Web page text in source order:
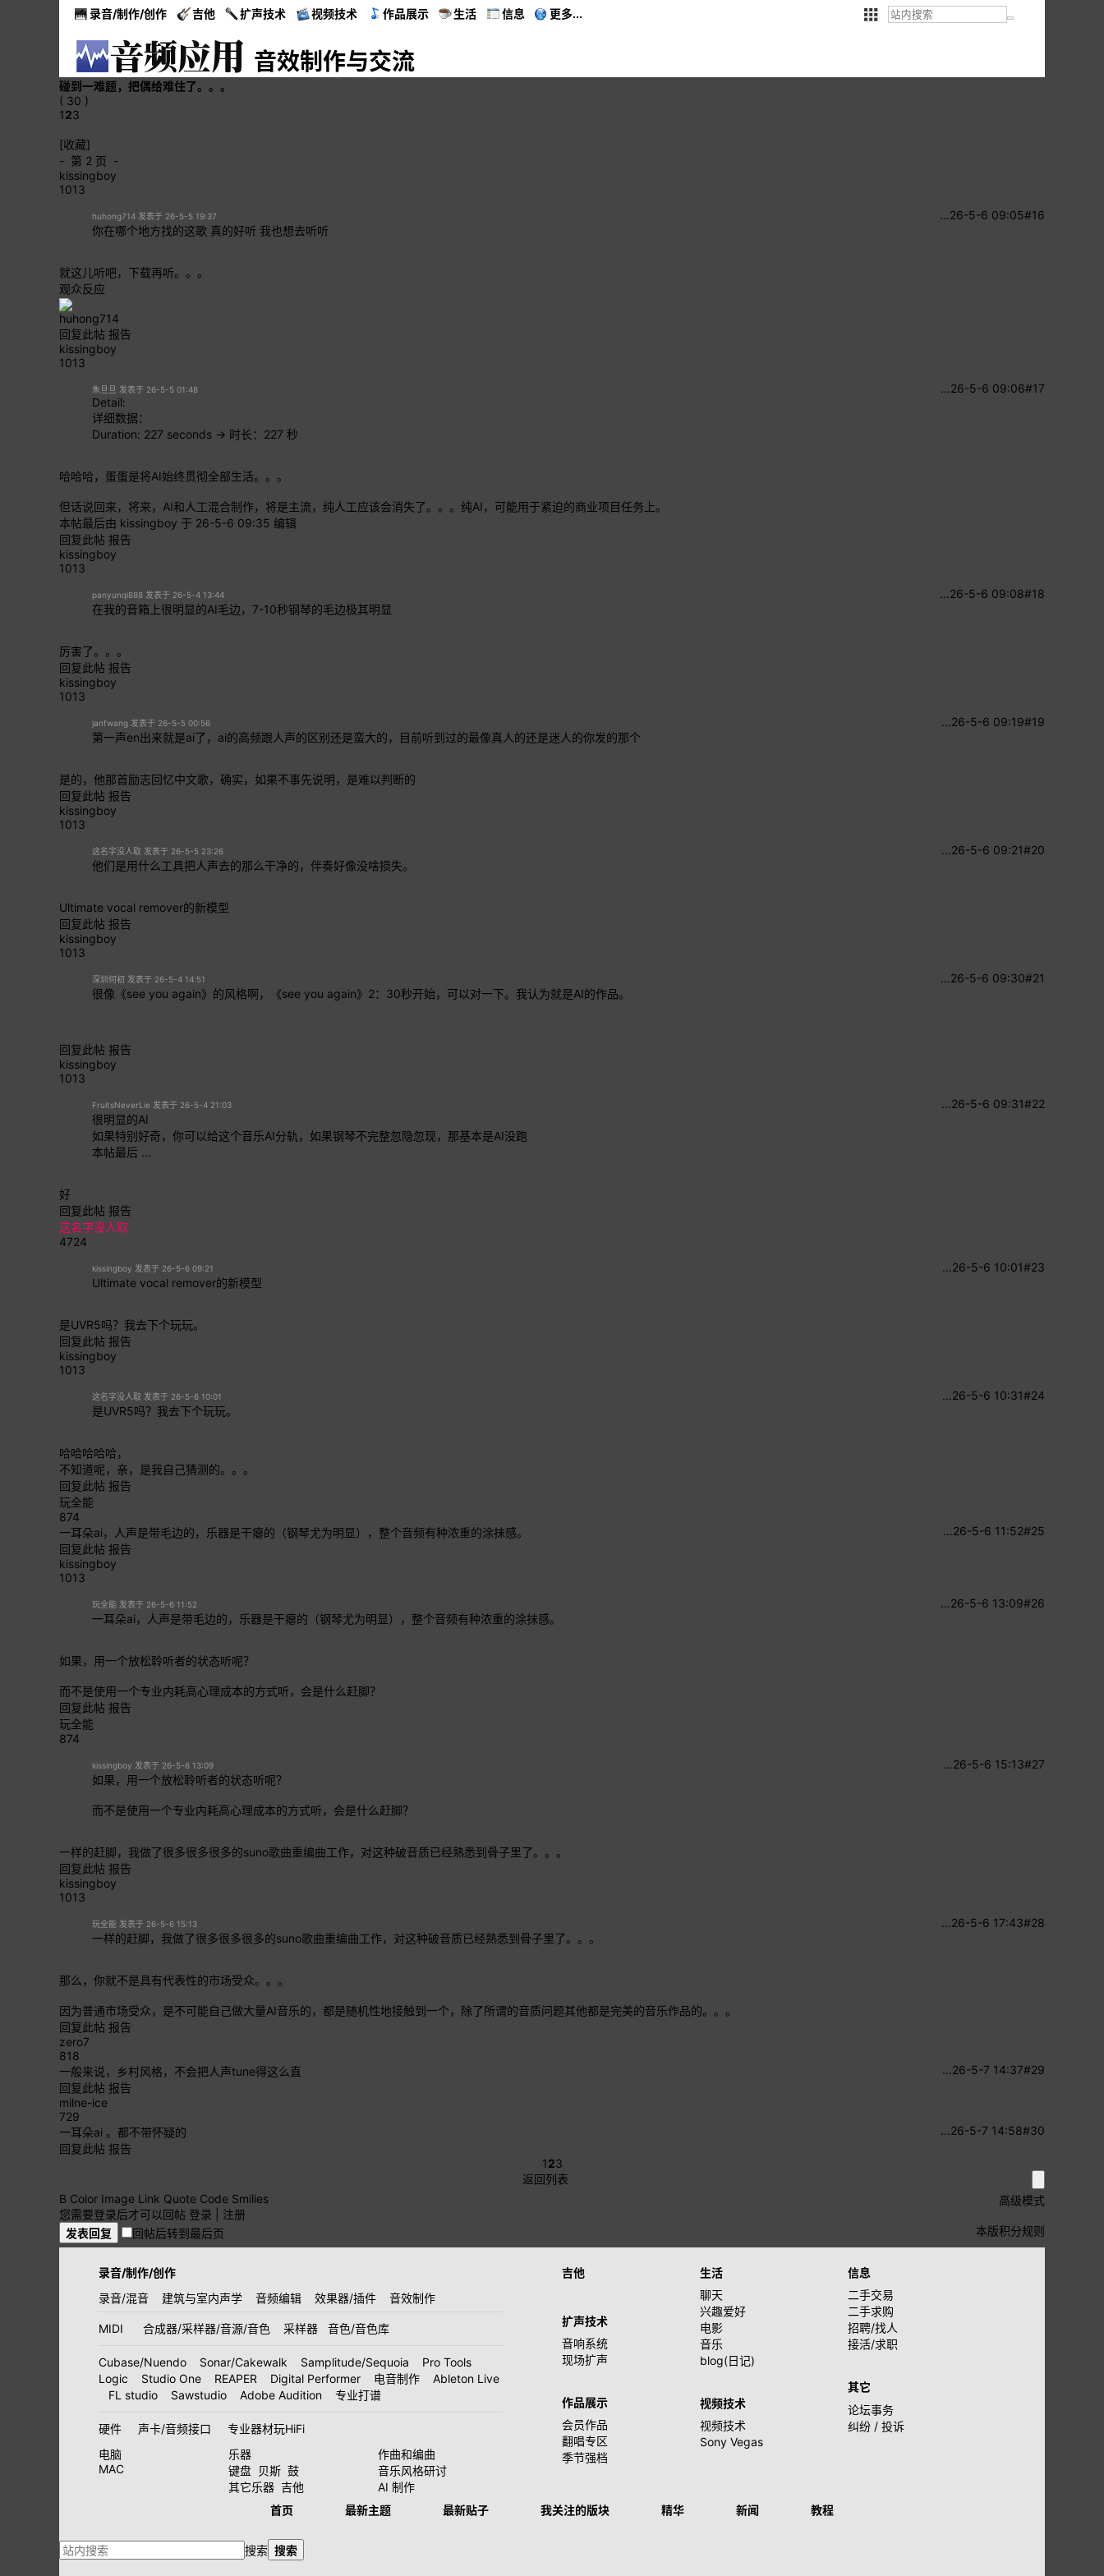
录音/制作/创作 吉他 扩声技术 视频技术 作品展示 生活 信息 更多...
音效制作与交流
碰到一难题，把偶给难住了。。。
( 30 )
123
[收藏]
- 第 2 页 -
kissingboy
1013
#16
26-5-6 09:05
…
huhong714 发表于 26-5-5 19:37
你在哪个地方找的这歌 真的好听 我也想去听听
就这儿听吧，下载再听。。。
观众反应
huhong714
回复此帖 报告
kissingboy
1013
#17
26-5-6 09:06
…
朱旦旦 发表于 26-5-5 01:48
Detail:
详细数据：
Duration: 227 seconds → 时长：227 秒
哈哈哈，蛋蛋是将AI始终贯彻全部生活。。。
但话说回来，将来，AI和人工混合制作，将是主流，纯人工应该会消失了。。。纯AI，可能用于紧迫的商业项目任务上。
本帖最后由 kissingboy 于 26-5-6 09:35 编辑
回复此帖 报告
kissingboy
1013
#18
26-5-6 09:08
…
panyunqi888 发表于 26-5-4 13:44
在我的音箱上很明显的AI毛边，7-10秒钢琴的毛边极其明显
厉害了。。。
回复此帖 报告
kissingboy
1013
#19
26-5-6 09:19
…
janfwang 发表于 26-5-5 00:56
第一声en出来就是ai了，ai的高频跟人声的区别还是蛮大的，目前听到过的最像真人的还是迷人的你发的那个
是的，他那首励志回忆中文歌，确实，如果不事先说明，是难以判断的
回复此帖 报告
kissingboy
1013
#20
26-5-6 09:21
…
这名字没人取 发表于 26-5-5 23:26
他们是用什么工具把人声去的那么干净的，伴奏好像没啥损失。
Ultimate vocal remover的新模型
回复此帖 报告
kissingboy
1013
#21
26-5-6 09:30
…
深圳何初 发表于 26-5-4 14:51
很像《see you again》的风格啊，《see you again》2：30秒开始，可以对一下。我认为就是AI的作品。
回复此帖 报告
kissingboy
1013
#22
26-5-6 09:31
…
FruitsNeverLie 发表于 26-5-4 21:03
很明显的AI
如果特别好奇，你可以给这个音乐AI分轨，如果钢琴不完整忽隐忽现，那基本是AI没跑
本帖最后 ...
好
回复此帖 报告
这名字没人取
4724
#23
26-5-6 10:01
…
kissingboy 发表于 26-5-6 09:21
Ultimate vocal remover的新模型
是UVR5吗？我去下个玩玩。
回复此帖 报告
kissingboy
1013
#24
26-5-6 10:31
…
这名字没人取 发表于 26-5-6 10:01
是UVR5吗？我去下个玩玩。
哈哈哈哈哈，
不知道呢，亲，是我自己猜测的。。。
回复此帖 报告
玩全能
874
#25
26-5-6 11:52
…
一耳朵ai，人声是带毛边的，乐器是干瘪的（钢琴尤为明显），整个音频有种浓重的涂抹感。
回复此帖 报告
kissingboy
1013
#26
26-5-6 13:09
…
玩全能 发表于 26-5-6 11:52
一耳朵ai，人声是带毛边的，乐器是干瘪的（钢琴尤为明显），整个音频有种浓重的涂抹感。
如果，用一个放松聆听者的状态听呢？
而不是使用一个专业内耗高心理成本的方式听，会是什么赶脚？
回复此帖 报告
玩全能
874
#27
26-5-6 15:13
…
kissingboy 发表于 26-5-6 13:09
如果，用一个放松聆听者的状态听呢？
而不是使用一个专业内耗高心理成本的方式听，会是什么赶脚？
一样的赶脚，我做了很多很多很多的suno歌曲重编曲工作，对这种破音质已经熟悉到骨子里了。。。
回复此帖 报告
kissingboy
1013
#28
26-5-6 17:43
…
玩全能 发表于 26-5-6 15:13
一样的赶脚，我做了很多很多很多的suno歌曲重编曲工作，对这种破音质已经熟悉到骨子里了。。。
那么，你就不是具有代表性的市场受众。。。
因为普通市场受众，是不可能自己做大量AI音乐的，都是随机性地接触到一个，除了所谓的音质问题其他都是完美的音乐作品的。。。
回复此帖 报告
zero7
818
#29
26-5-7 14:37
…
一般来说，乡村风格，不会把人声tune得这么直
回复此帖 报告
milne-ice
729
#30
26-5-7 14:58
…
一耳朵ai 。都不带怀疑的
回复此帖 报告
123
返回列表
高级模式
B Color Image Link Quote Code Smilies
您需要登录后才可以回帖 登录
注册
本版积分规则
发表回复 回帖后转到最后页
录音/制作/创作
录音/混音
建筑与室内声学 音频编辑 效果器/插件 音效制作
MIDI 合成器/采样器/音源/音色 采样器 音色/音色库
Cubase/Nuendo Sonar/Cakewalk Samplitude/Sequoia
Pro Tools
Logic
Studio One REAPER Digital Performer 电音制作
Ableton Live
FL studio
Sawstudio Adobe Audition 专业打谱
硬件 声卡/音频接口
专业器材玩HiFi
电脑
MAC
乐器
键盘 贝斯 鼓
其它乐器 吉他
作曲和编曲
音乐风格研讨
AI 制作
吉他
扩声技术
音响系统
现场扩声
作品展示
会员作品
翻唱专区
季节强档
生活
聊天
兴趣爱好
电影
音乐
blog(日记)
视频技术
视频技术
Sony Vegas
信息
二手交易
二手求购
招聘/找人
接活/求职
其它
论坛事务
纠纷 / 投诉
首页 最新主题 最新贴子 我关注的版块 精华 新闻 教程
搜索 搜索